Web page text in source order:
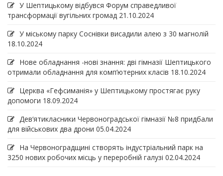
У Шептицькому відбувся Форум справедливої
трансформації вугільних громад 21.10.2024
У міському парку Соснівки висадили алею з 30 магнолій
18.10.2024
Нове обладнання -нові знання: дві гімназії Шептицького
отримали обладнання для комп’ютерних класів 18.10.2024
Церква «Гефсиманія» у Шептицькому простягає руку
допомоги 18.09.2024
Дев‘ятикласники Червоноградської гімназії №8 придбали
для військових два дрони 05.04.2024
На Червоноградщині створять індустріальний парк на
3250 нових робочих місць у переробній галузі 02.04.2024